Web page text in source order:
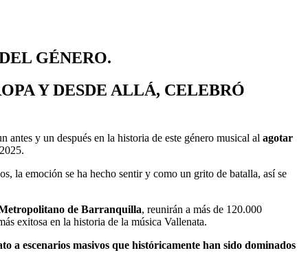
GÉNERO.
Y DESDE ALLÁ, CELEBRÓ
y un después en la historia de este género musical al agotar
la emoción se ha hecho sentir y como un grito de batalla, así se
de Barranquilla, reunirán a más de 120.000
exitosa en la historia de la música Vallenata.
a escenarios masivos que históricamente han sido dominados